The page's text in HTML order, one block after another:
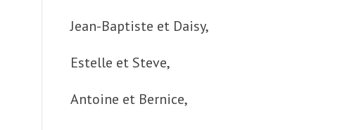
Jean-Baptiste et Daisy,
Estelle et Steve,
Antoine et Bernice,